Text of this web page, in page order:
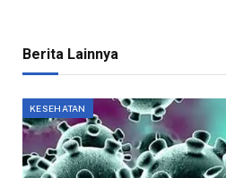
Berita Lainnya
KESEHATAN